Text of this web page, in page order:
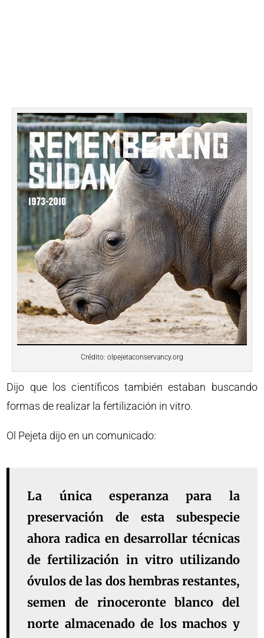
Crédito: olpejetaconservancy.org
Dijo que los científicos también estaban buscando
formas de realizar la fertilización in vitro.
Ol Pejeta dijo en un comunicado:
La única esperanza para la
preservación de esta subespecie
ahora radica en desarrollar técnicas
de fertilización in vitro utilizando
óvulos de las dos hembras restantes,
semen de rinoceronte blanco del
norte almacenado de los machos y